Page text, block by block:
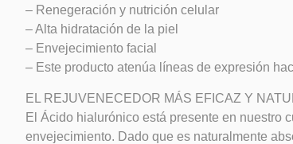
– Renegeración y nutrición celular
– Alta hidratación de la piel
– Envejecimiento facial
– Este producto atenúa líneas de expresión
EL REJUVENECEDOR MÁS EFICAZ Y
El Ácido hialurónico está presente en nuestro
envejecimiento. Dado que es naturalmente